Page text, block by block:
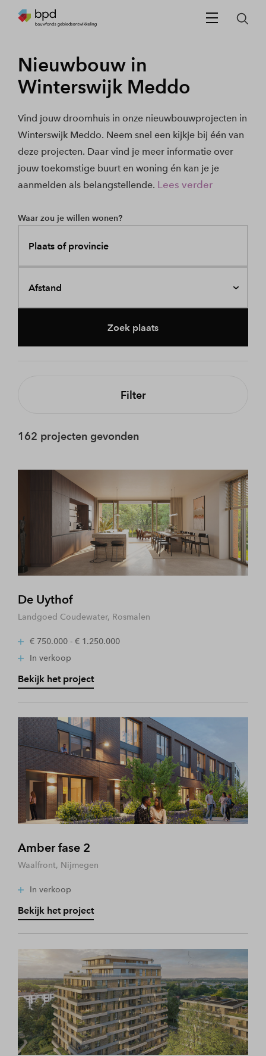
Nieuwbouw in
Winterswijk Meddo
Vind jouw droomhuis in onze nieuwbouwprojecten in
Winterswijk Meddo. Neem snel een kijkje bij één van
deze projecten. Daar vind je meer informatie over
jouw toekomstige buurt en woning én kan je je
aanmelden als belangstellende. Lees verder
Waar zou je willen wonen?
Plaats of provincie
Afstand
Zoek plaats
Filter
162 projecten gevonden
De Uythof
Landgoed Coudewater, Rosmalen
€ 750.000 - € 1.250.000
In verkoop
Bekijk het project
Amber fase 2
Waalfront, Nijmegen
In verkoop
Bekijk het project